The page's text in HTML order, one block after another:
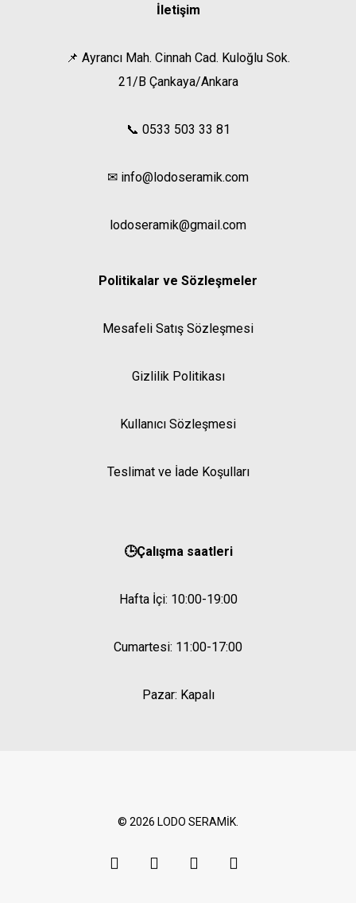
İletişim
📌 Ayrancı Mah. Cinnah Cad. Kuloğlu Sok.
21/B Çankaya/Ankara
📞 0533 503 33 81
✉ info@lodoseramik.com
lodoseramik@gmail.com
Politikalar ve Sözleşmeler
Mesafeli Satış Sözleşmesi
Gizlilik Politikası
Kullanıcı Sözleşmesi
Teslimat ve İade Koşulları
🕒Çalışma saatleri
Hafta İçi: 10:00-19:00
Cumartesi: 11:00-17:00
Pazar: Kapalı
© 2026 LODO SERAMİK.
google-
instagramphone email